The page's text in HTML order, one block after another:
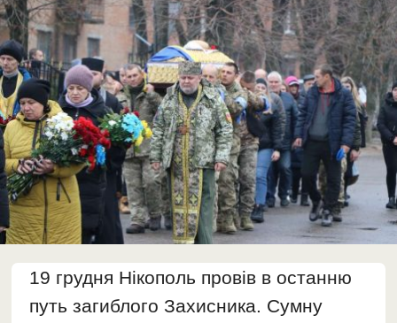
19 грудня Нікополь провів в останню
путь загиблого Захисника. Сумну